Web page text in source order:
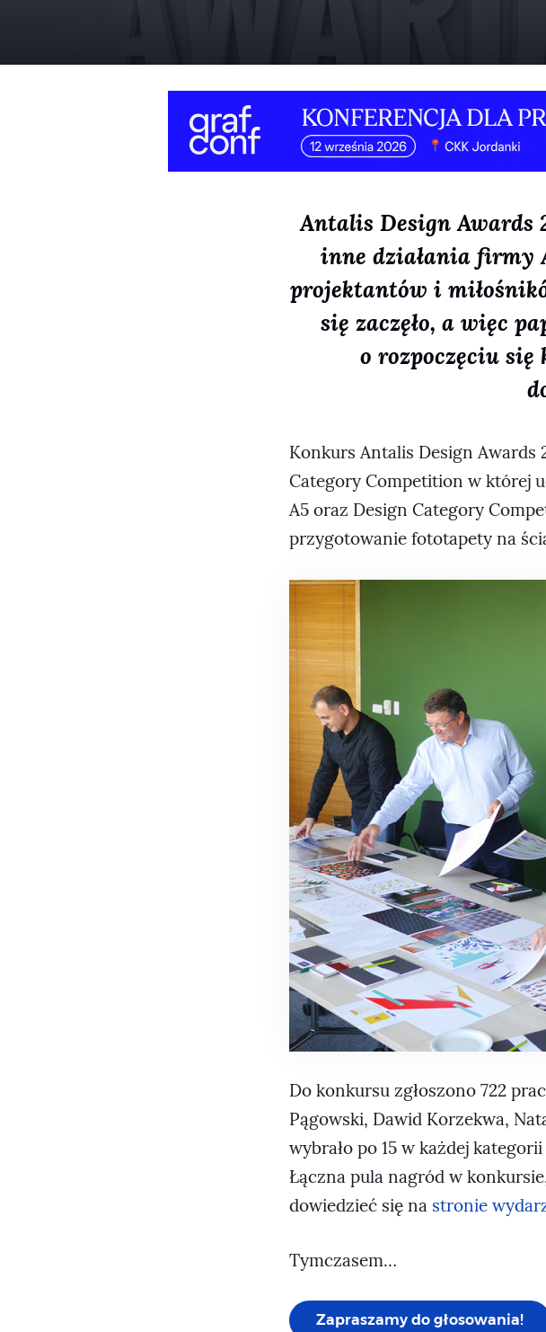
Antalis Design Awards
inne działania firmy
projektantów i
się zaczęło, a więc
o rozpoczęciu
Konkurs Antalis Design Awards
Category Competition w której
A5 oraz Design Category
przygotowanie fototapety na
Do konkursu zgłoszono 722
Pągowski, Dawid Korzekwa,
wybrało po 15 w każdej
Łączna pula nagród w
dowiedzieć się na stronie
Tymczasem…
Zapraszamy do głosowania!